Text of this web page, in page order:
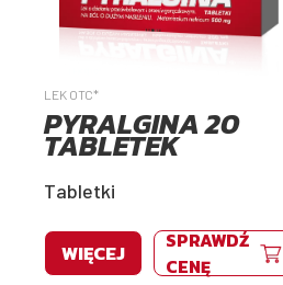
LEK OTC*
PYRALGINA 20
TABLETEK
Tabletki
WIĘCEJ
SPRAWDŹ
CENĘ